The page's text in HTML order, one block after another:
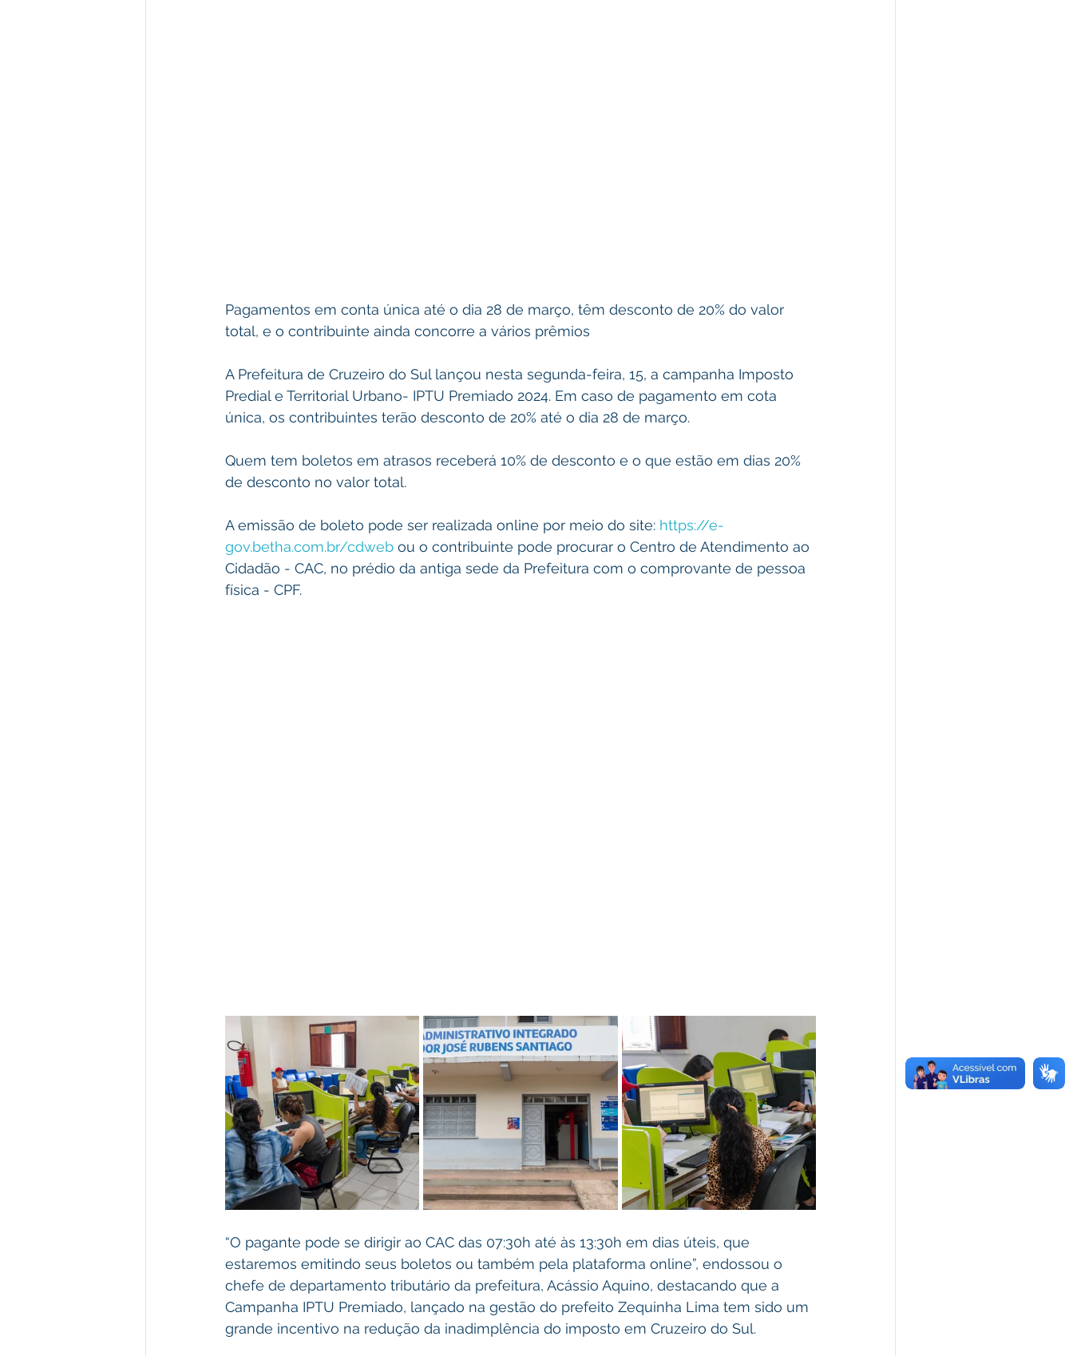
Pagamentos em conta única até o dia 28 de março, têm desconto de 20% do valor
total, e o contribuinte ainda concorre a vários prêmios
A Prefeitura de Cruzeiro do Sul lançou nesta segunda-feira, 15, a campanha Imposto
Predial e Territorial Urbano- IPTU Premiado 2024. Em caso de pagamento em cota
única, os contribuintes terão desconto de 20% até o dia 28 de março.
Quem tem boletos em atrasos receberá 10% de desconto e o que estão em dias 20%
de desconto no valor total.
A emissão de boleto pode ser realizada online por meio do site: https://e-
gov.betha.com.br/cdweb ou o contribuinte pode procurar o Centro de Atendimento ao
Cidadão - CAC, no prédio da antiga sede da Prefeitura com o comprovante de pessoa
física - CPF.
“O pagante pode se dirigir ao CAC das 07:30h até às 13:30h em dias úteis, que
estaremos emitindo seus boletos ou também pela plataforma online”, endossou o
chefe de departamento tributário da prefeitura, Acássio Aquino, destacando que a
Campanha IPTU Premiado, lançado na gestão do prefeito Zequinha Lima tem sido um
grande incentivo na redução da inadimplência do imposto em Cruzeiro do Sul.